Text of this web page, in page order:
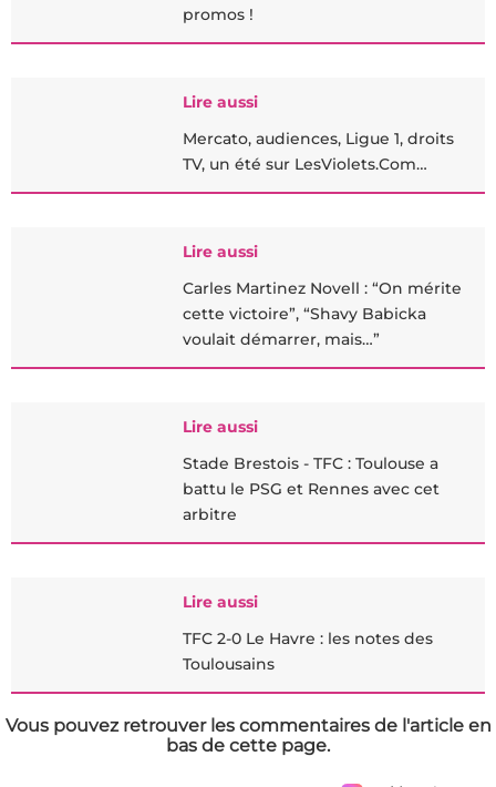
promos !
Lire aussi
Mercato, audiences, Ligue 1, droits
TV, un été sur LesViolets.Com…
Lire aussi
Carles Martinez Novell : “On mérite
cette victoire”, “Shavy Babicka
voulait démarrer, mais…”
Lire aussi
Stade Brestois - TFC : Toulouse a
battu le PSG et Rennes avec cet
arbitre
Lire aussi
TFC 2-0 Le Havre : les notes des
Toulousains
Vous pouvez retrouver les commentaires de l'article en
bas de cette page.